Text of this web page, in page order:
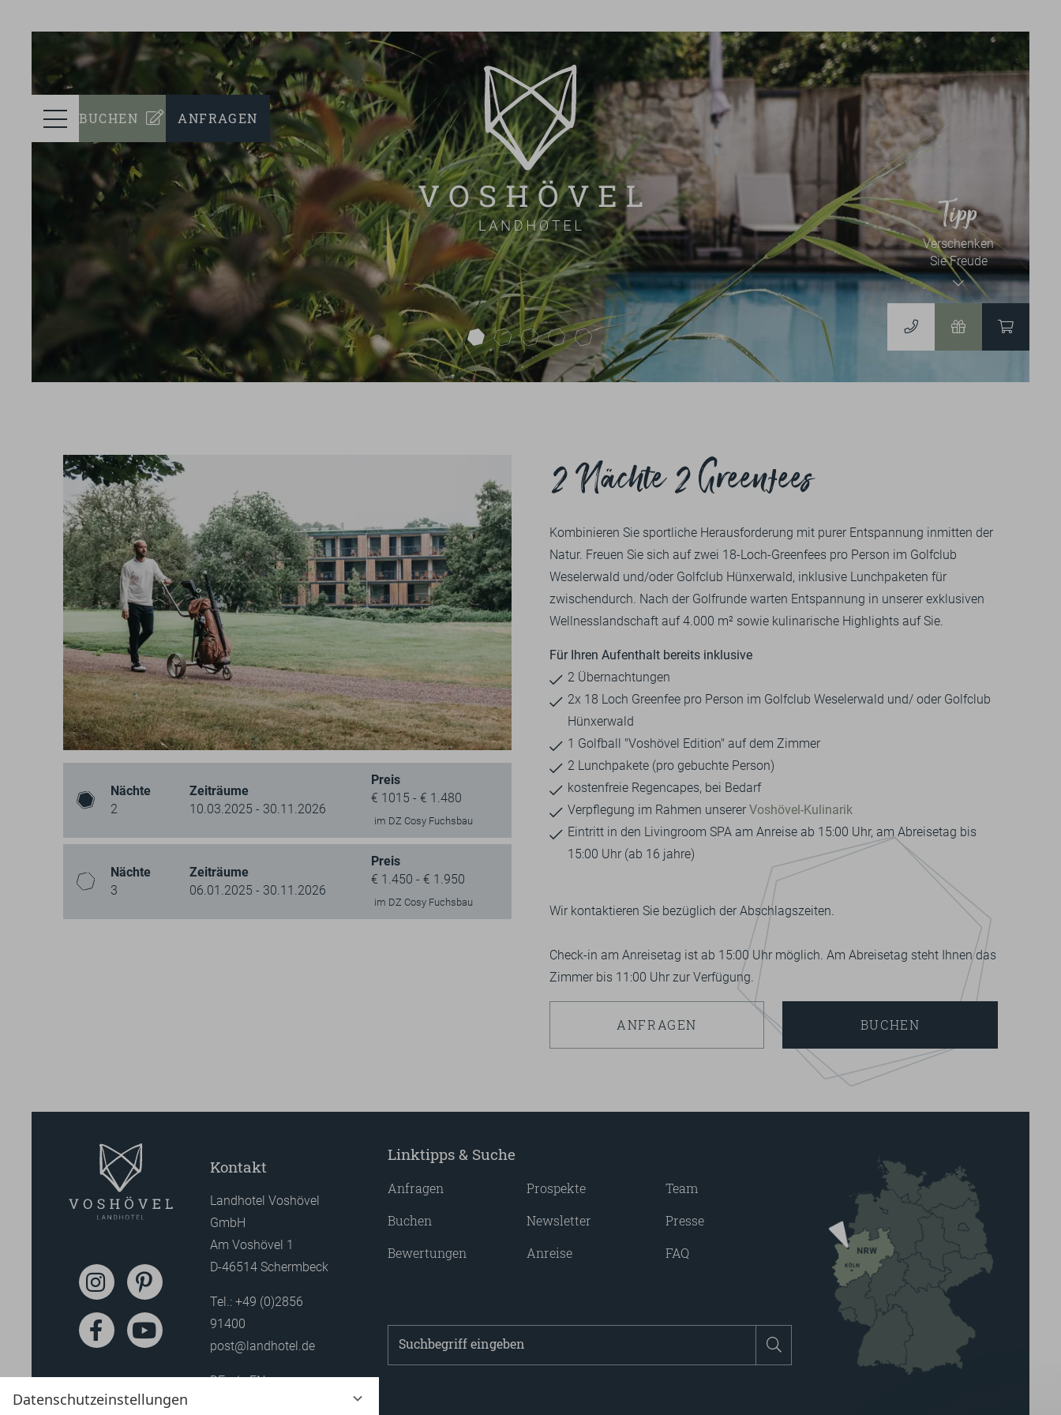
Datenschutzeinstellungen
ZIMMER
ZIMMERÜBERSICHT
INKLUSIV & EXTRA
ANGEBOTE
FAQ
WELLNESS
KULINARIK
EVENTS
NACHHALTIGKEIT
ÜBERSICHT
EINKAUF
ZERTIFIZIERUNGEN
TEAM
KARRIERE
UMGEBUNG
AUSFLUGTIPPS
RADFAHREN
WANDERN
ÜBERSICHT
BIKE-MENÜ
GOLFEN
WANDERN
FITNESS
KURSE
GUTSCHEINE & SHOP
GUTSCHEINE
EINLÖSEMÖGLICHKEITEN
ZUM ONLINESHOP
DERGUTEFUCHS.DE ➦
BEWERTUNGEN PROSPEKTE ANREISE TEAM PRESSE FAQ DE EN
News & Events
NEWSLETTER
EVENTKALENDER
Gutscheine & Shop
ZUM ONLINESHOP
DERGUTEFUCHS.DE
VIDEOS
BUCHEN ANFRAGEN
Tipp
Verschenken
Sie Freude
1 2 3 4 5
Nächte
2
Zeiträume
10.03.2025 - 30.11.2026
Preis
€ 1015 - € 1.480
im DZ Cosy Fuchsbau
Nächte
3
Zeiträume
06.01.2025 - 30.11.2026
Preis
€ 1.450 - € 1.950
im DZ Cosy Fuchsbau
2 Nächte 2 Greenfees
Kombinieren Sie sportliche Herausforderung mit purer Entspannung inmitten der
Natur. Freuen Sie sich auf zwei 18-Loch-Greenfees pro Person im Golfclub
Weselerwald und/oder Golfclub Hünxerwald, inklusive Lunchpaketen für
zwischendurch. Nach der Golfrunde warten Entspannung in unserer exklusiven
Wellnesslandschaft auf 4.000 m² sowie kulinarische Highlights auf Sie.
Für Ihren Aufenthalt bereits inklusive
2 Übernachtungen
2x 18 Loch Greenfee pro Person im Golfclub Weselerwald und/ oder Golfclub
Hünxerwald
1 Golfball "Voshövel Edition" auf dem Zimmer
2 Lunchpakete (pro gebuchte Person)
kostenfreie Regencapes, bei Bedarf
Verpflegung im Rahmen unsererVoshövel-Kulinarik
Eintritt in den Livingroom SPA am Anreise ab 15:00 Uhr, am Abreisetag bis
15:00 Uhr (ab 16 jahre)
Wir kontaktieren Sie bezüglich der Abschlagszeiten.
Check-in am Anreisetag ist ab 15:00 Uhr möglich. Am Abreisetag steht Ihnen das
Zimmer bis 11:00 Uhr zur Verfügung.
ANFRAGEN BUCHEN
Kontakt
Landhotel Voshövel
GmbH
Am Voshövel 1
D-46514 Schermbeck
Tel.: +49 (0)2856
91400
post@landhotel.de
DE EN
Linktipps & Suche
Anfragen
Buchen
Bewertungen
Prospekte
Newsletter
Anreise
Team
Presse
FAQ